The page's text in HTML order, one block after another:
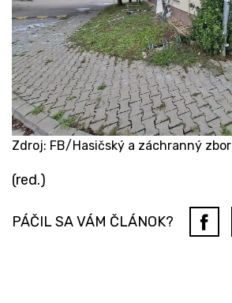
Zdroj: FB/Hasičský a záchranný zbor
(red.)
PÁČIL SA VÁM ČLÁNOK?